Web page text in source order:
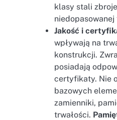
klasy stali
niedopasowanej
Jakość i
wpływają na
konstrukcji.
posiadają
certyfikaty. Nie
bazowych
zamienniki,
trwałości.